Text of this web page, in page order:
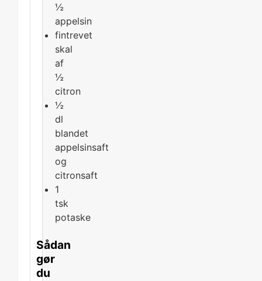
½
appelsin
fintrevet
skal
af
½
citron
½
dl
blandet
appelsinsaft
og
citronsaft
1
tsk
potaske
Sådan
gør
du